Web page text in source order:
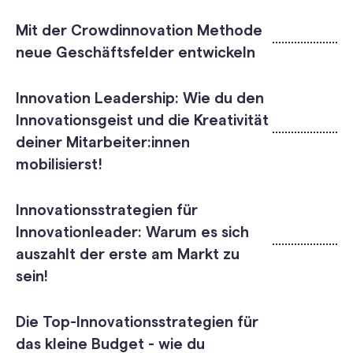
Mit der Crowdinnovation Methode
neue Geschäftsfelder entwickeln
Innovation Leadership: Wie du den
Innovationsgeist und die Kreativität
deiner Mitarbeiter:innen
mobilisierst!
Innovationsstrategien für
Innovationleader: Warum es sich
auszahlt der erste am Markt zu
sein!
Die Top-Innovationsstrategien für
das kleine Budget - wie du